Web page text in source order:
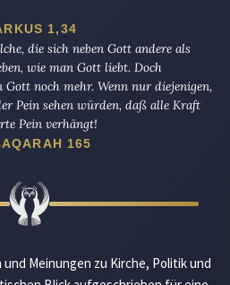
1,34
die sich neben Gott andere als
wie man Gott liebt. Doch
Gott noch mehr. Wenn nur diejenigen,
Pein sehen würden, daß alle Kraft
Pein verhängt!
165
Meinungen zu Kirche, Politik und